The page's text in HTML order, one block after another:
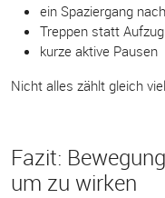
ein Spaziergang
Treppen statt Aufzug
kurze aktive Pausen
Nicht alles zählt gleich
Fazit:
um zu wirken